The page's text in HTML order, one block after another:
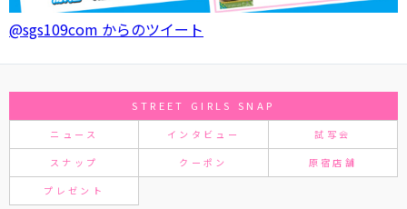
@sgs109com からのツイート
STREET GIRLS SNAP
ニュース インタビュー 試写会
スナップ クーポン 原宿店舗
プレゼント